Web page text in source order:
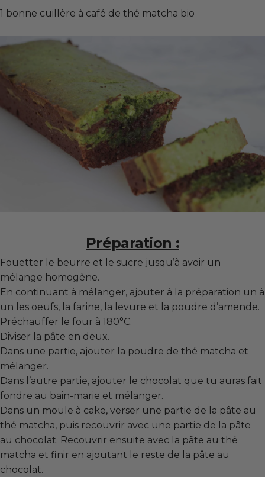
1 bonne cuillère à café de thé matcha bio
Préparation :
Fouetter le beurre et le sucre jusqu’à avoir un
mélange homogène.
En continuant à mélanger, ajouter à la préparation un à
un les oeufs, la farine, la levure et la poudre d’amende.
Préchauffer le four à 180°C.
Diviser la pâte en deux.
Dans une partie, ajouter la poudre de thé matcha et
mélanger.
Dans l’autre partie, ajouter le chocolat que tu auras fait
fondre au bain-marie et mélanger.
Dans un moule à cake, verser une partie de la pâte au
thé matcha, puis recouvrir avec une partie de la pâte
au chocolat. Recouvrir ensuite avec la pâte au thé
matcha et finir en ajoutant le reste de la pâte au
chocolat.